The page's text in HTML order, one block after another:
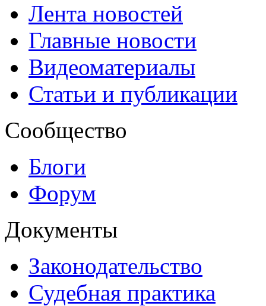
Лента новостей
Главные новости
Видеоматериалы
Статьи и публикации
Сообщество
Блоги
Форум
Документы
Законодательство
Судебная практика